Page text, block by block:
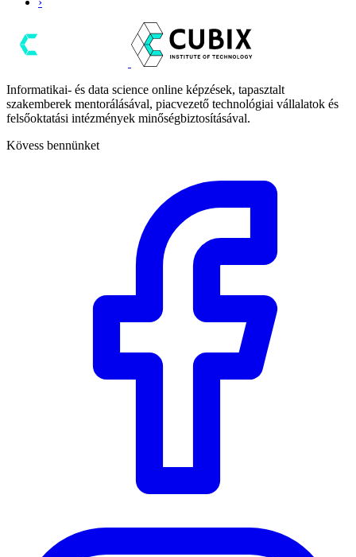
Informatikai- és data science online képzések, tapasztalt
szakemberek mentorálásával, piacvezető technológiai vállalatok és
felsőoktatási intézmények minőségbiztosításával.
Kövess bennünket